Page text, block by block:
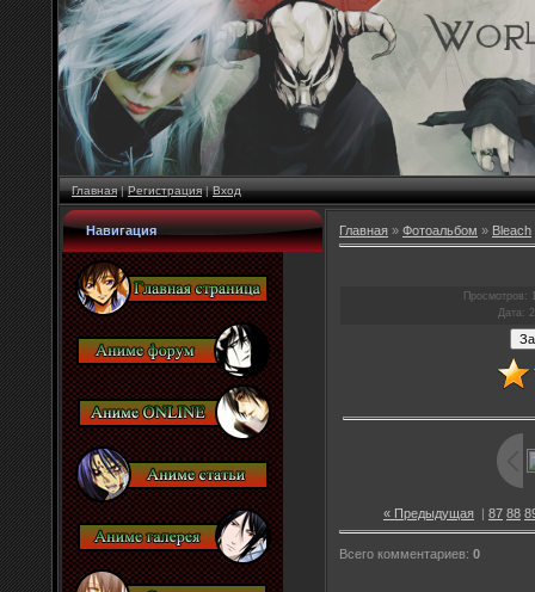
Главная|Регистрация|Вход
Навигация Главная » Фотоальбом » Bleach
Просмотров :
Дата :
« Предыдущая | 87 88
Всего комментариев: 0